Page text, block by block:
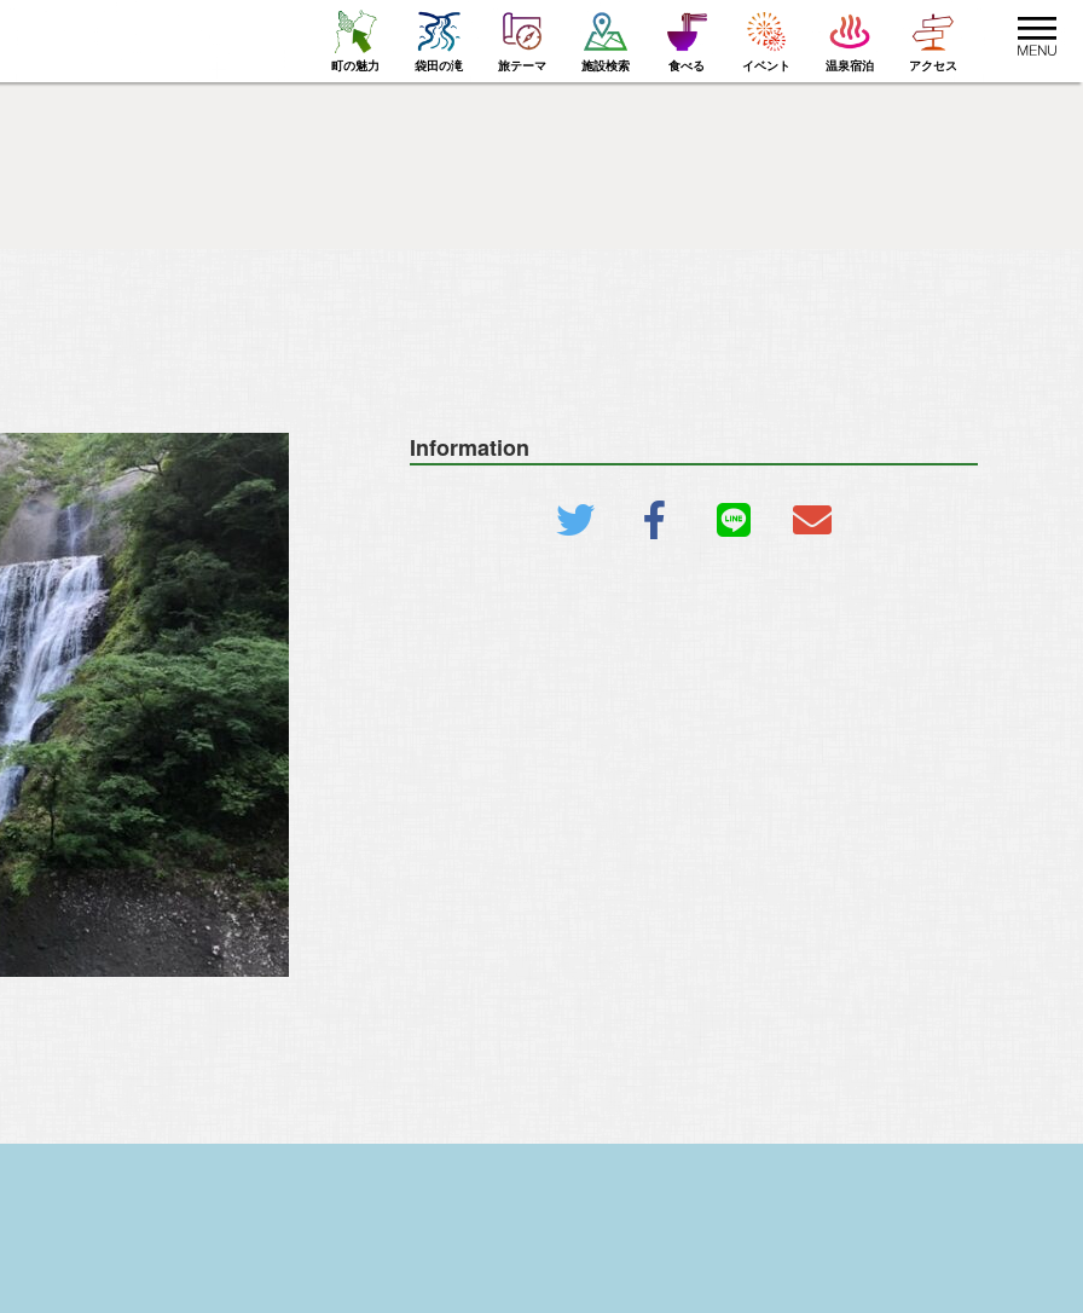
町の魅力 袋田の滝 旅テーマ 施設検索 食べる イベント 温泉宿泊 アクセス
toggle
Information